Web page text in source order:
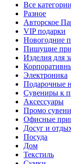
Все категории
Разное
Авторское
VIP подарки
Новогодние
Пишущие
Изделия для
Электроника
Подарочные
Сувениры к
Аксессуары
Промо
Офисные
Досуг и
Посуда
Дом
Текстиль